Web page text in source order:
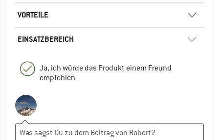
VORTEILE
EINSATZBEREICH
Ja, ich würde das Produkt einem Freund
empfehlen